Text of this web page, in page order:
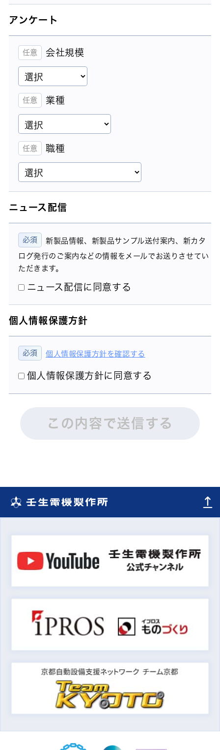
アンケート
会社規模
業種
職種
ニュース配信
新製品情報、新製品サンプル送付案内、新カタ
ログ発行のご案内などの情報をメールでお送りさせてい
ただきます。
ニュース配信に同意する
個人情報保護方針
個人情報保護方針を確認する
個人情報保護方針に同意する
この内容で送信する